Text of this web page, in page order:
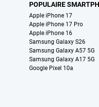
POPULAIRE
Apple iPhone 17
Apple iPhone 17 Pro
Apple iPhone 16
Samsung Galaxy S26
Samsung Galaxy A57 5G
Samsung Galaxy A17 5G
Google Pixel 10a